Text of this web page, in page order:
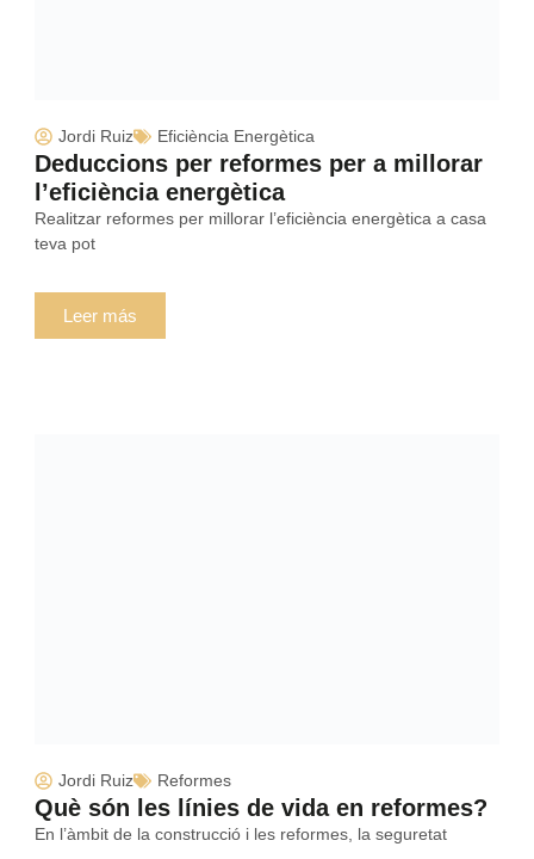
Jordi Ruiz Eficiència Energètica
Deduccions per reformes per a millorar
l’eficiència energètica
Realitzar reformes per millorar l’eficiència energètica a casa
teva pot
Leer más
Jordi Ruiz Reformes
Què són les línies de vida en reformes?
En l’àmbit de la construcció i les reformes, la seguretat